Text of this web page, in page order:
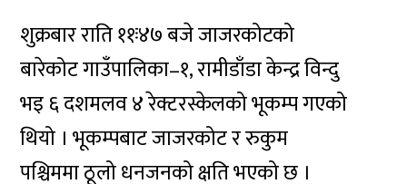
शुक्रबार राति ११ः४७ बजे जाजरकोटको
बारेकोट गाउँपालिका–१, रामीडाँडा केन्द्र विन्दु
भइ ६ दशमलव ४ रेक्टरस्केलको भूकम्प गएको
थियो । भूकम्पबाट जाजरकोट र रुकुम
पश्चिममा ठूलो धनजनको क्षति भएको छ ।